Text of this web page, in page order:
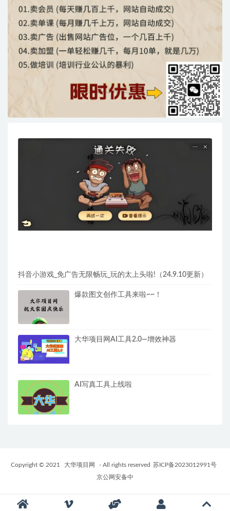
抖音小游戏_免广告无限畅玩_玩的太上头啦!（24.9.10更新）
爆款图文创作工具来啦~~！
大华项目网AI工具2.0—增效神器
AI写真工具上线啦
Copyright © 2021 大华项目网 - All rights reserved 苏ICP备2023012991号
京公网安备中